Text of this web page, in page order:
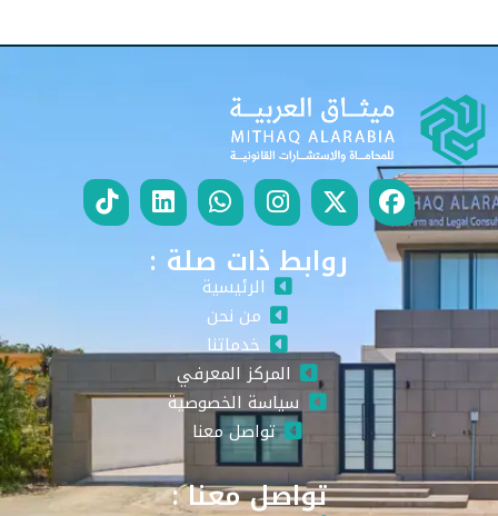
روابط ذات صلة :
الرئيسية
من نحن
خدماتنا
المركز المعرفي
سياسة الخصوصية
تواصل معنا
تواصل معنا :